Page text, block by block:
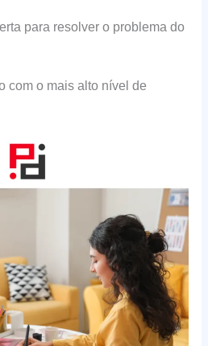
para resolver o problema do
com o mais alto nível de